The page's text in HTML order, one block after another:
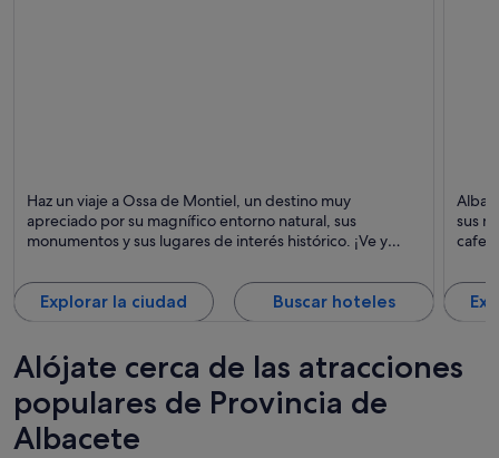
Puntos fuertes: Naturaleza,
Parques naturales y
Haz un viaje a Ossa de Montiel, un destino muy
apreciado por su magnífico entorno natural, sus
monumentos y sus lugares de interés histórico. ¡Ve y
Explorar la ciudad Buscar hoteles
y
sus
Alójate cerca de las atracciones
populares de Provincia de
Albacete